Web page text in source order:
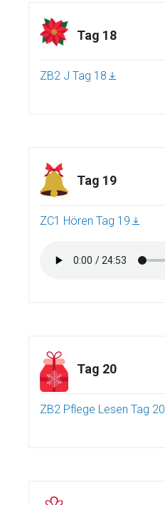
Tag 18
ZB2 J Tag 18
Tag 19
ZC1 Hören Tag 19
Tag 20
ZB2 Pflege Lesen Tag 20